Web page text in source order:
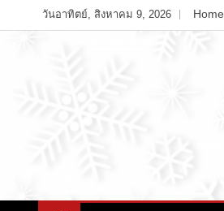
to
วันอาทิตย์, สิงหาคม 9, 2026 Home
94 Report.com